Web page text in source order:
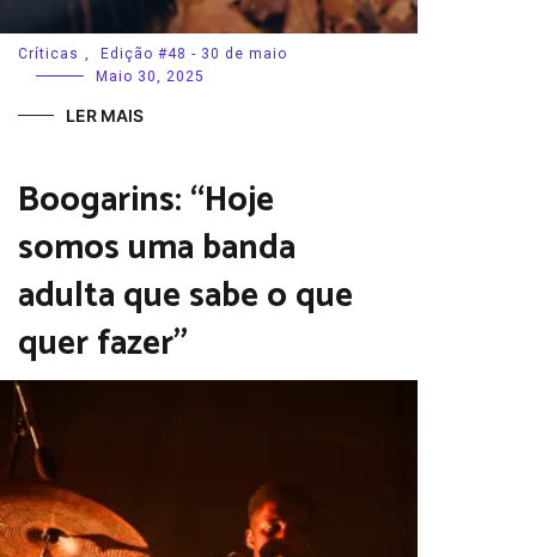
Críticas ,
Edição #48 - 30 de maio
Maio 30, 2025
LER MAIS
Boogarins: “Hoje
somos uma banda
adulta que sabe o que
quer fazer”